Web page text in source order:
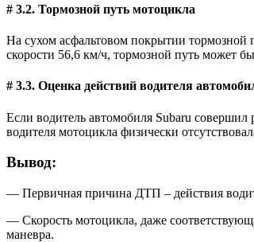
# 3.2. Тормозной путь мотоцикла
На сухом асфальтовом покрытии тормозной
скорости 56,6 км/ч, тормозной путь может
# 3.3. Оценка действий водителя
Если водитель автомобиля Subaru
водителя мотоцикла физически
Вывод:
— Первичная причина ДТП – действия
— Скорость мотоцикла, даже
маневра.